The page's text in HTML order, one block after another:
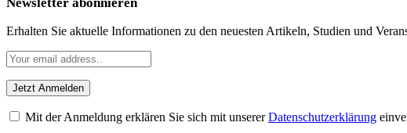
Erhalten Sie aktuelle Informationen zu den neuesten Artikeln, Studien und
Mit der Anmeldung erklären Sie sich mit unsererDatenschutzerklärung